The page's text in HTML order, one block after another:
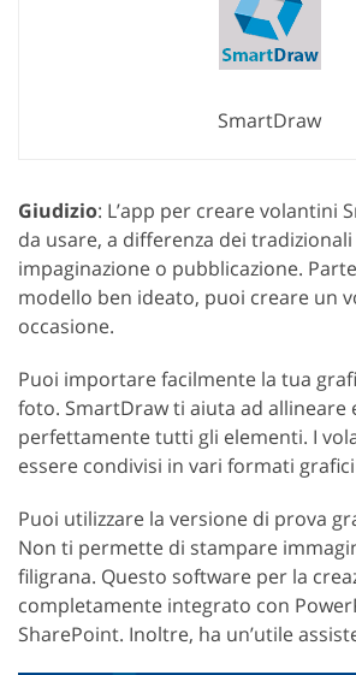
SmartDraw
Giudizio: L’app per creare volantini
da usare, a differenza dei
impaginazione o pubblicazione.
modello ben ideato, puoi creare un
occasione.
Puoi importare facilmente la tua
foto. SmartDraw ti aiuta ad allineare
perfettamente tutti gli elementi. I
essere condivisi in vari formati grafici
Puoi utilizzare la versione di prova
Non ti permette di stampare
filigrana. Questo software per la
completamente integrato con
SharePoint. Inoltre, ha un’utile